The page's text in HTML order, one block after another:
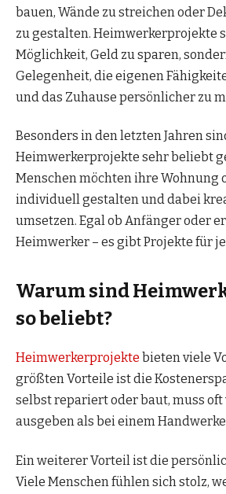
bauen, Wände zu streichen oder
zu gestalten. Heimwerkerprojekte
Möglichkeit, Geld zu sparen,
Gelegenheit, die eigenen
und das Zuhause persönlicher zu
Besonders in den letzten Jahren
Heimwerkerprojekte sehr beliebt
Menschen möchten ihre Wohnung
individuell gestalten und dabei
umsetzen. Egal ob Anfänger oder
Heimwerker – es gibt Projekte für
Warum sind
so beliebt?
Heimwerkerprojekte bieten viele
größten Vorteile ist die
selbst repariert oder baut, muss
ausgeben als bei einem
Ein weiterer Vorteil ist die
Viele Menschen fühlen sich stolz,